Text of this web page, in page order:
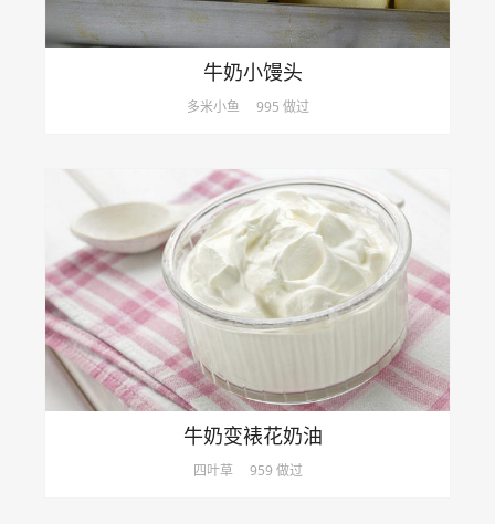
牛奶小馒头
多米小鱼 995 做过
牛奶变裱花奶油
四叶草 959 做过